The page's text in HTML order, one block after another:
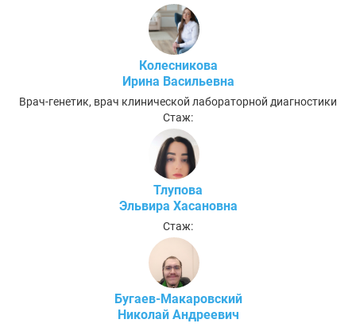
Колесникова
Ирина Васильевна
Врач-генетик, врач клинической лабораторной диагностики
Стаж:
Тлупова
Эльвира Хасановна
Стаж:
Бугаев-Макаровский
Николай Андреевич